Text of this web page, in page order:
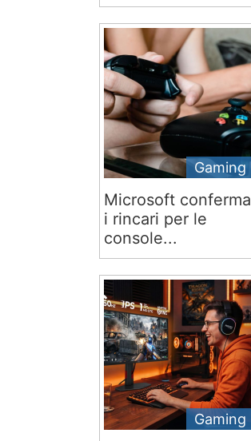
Gaming
Microsoft conferma
i rincari per le
console...
Gaming